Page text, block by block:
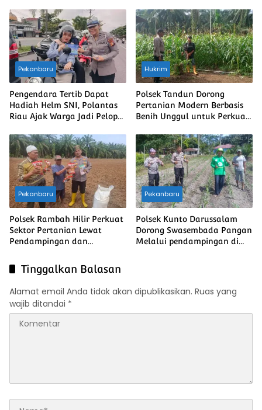
Diamankan
Pekanbaru
Pengendara Tertib Dapat
Hadiah Helm SNI, Polantas
Riau Ajak Warga Jadi Pelopor
Hukrim
Polsek Tandun Dorong
Pertanian Modern Berbasis
Benih Unggul untuk Perkuat
Pekanbaru
Polsek Rambah Hilir Perkuat
Sektor Pertanian Lewat
Pendampingan dan
Swasembada Pangan
Nasional
Pekanbaru
Polsek Kunto Darussalam
Dorong Swasembada Pangan
Melalui pendampingan di
Tinggalkan Balasan
Alamat email Anda tidak akan dipublikasikan. Ruas yang
wajib ditandai *